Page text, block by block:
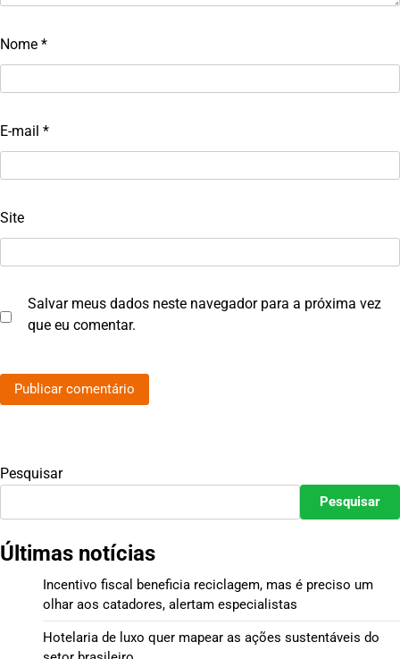
Nome *
E-mail *
Site
Salvar meus dados neste navegador para a próxima vez
que eu comentar.
Pesquisar
Pesquisar
Últimas notícias
Incentivo fiscal beneficia reciclagem, mas é preciso um
olhar aos catadores, alertam especialistas
Hotelaria de luxo quer mapear as ações sustentáveis do